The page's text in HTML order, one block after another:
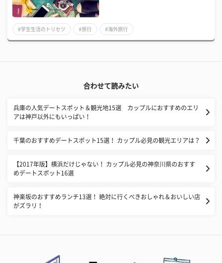
#学生生活のトリセツ #旅行 #海外旅行
合わせて読みたい
兵庫の人気デートスポット＆観光地15選 カップルにおすすめのエリ
アは神戸以外にもいっぱい！
千葉のおすすめデートスポット15選！ カップル必見の観光エリアは？
【2017年版】横浜だけじゃない！ カップル必見の神奈川県のおすす
めデートスポット16選
神楽坂のおすすめランチ13選！ 絶対に行くべきおしゃれ＆おいしい店
がズラリ！